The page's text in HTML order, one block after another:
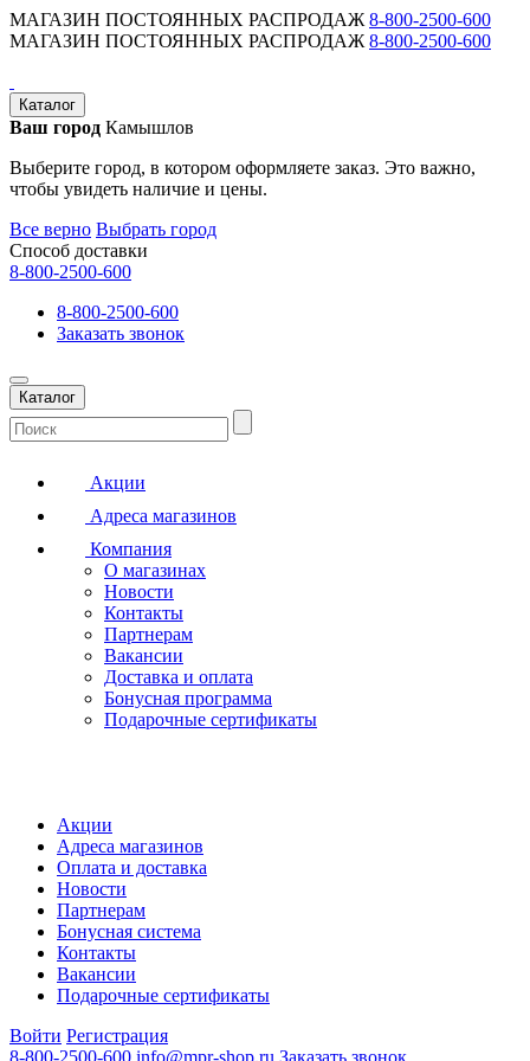
МАГАЗИН ПОСТОЯННЫХ РАСПРОДАЖ 8-800-2500-600
МАГАЗИН ПОСТОЯННЫХ РАСПРОДАЖ 8-800-2500-600
Каталог
Ваш город Камышлов
Выберите город, в котором оформляете заказ. Это важно,
чтобы увидеть наличие и цены.
Все верно Выбрать город
Способ доставки
8-800-2500-600
8-800-2500-600
Заказать звонок
Каталог
Акции
Адреса магазинов
Компания
О магазинах
Новости
Контакты
Партнерам
Вакансии
Доставка и оплата
Бонусная программа
Подарочные сертификаты
Акции
Адреса магазинов
Оплата и доставка
Новости
Партнерам
Бонусная система
Контакты
Вакансии
Подарочные сертификаты
Войти Регистрация
8-800-2500-600 info@mpr-shop.ru Заказать звонок